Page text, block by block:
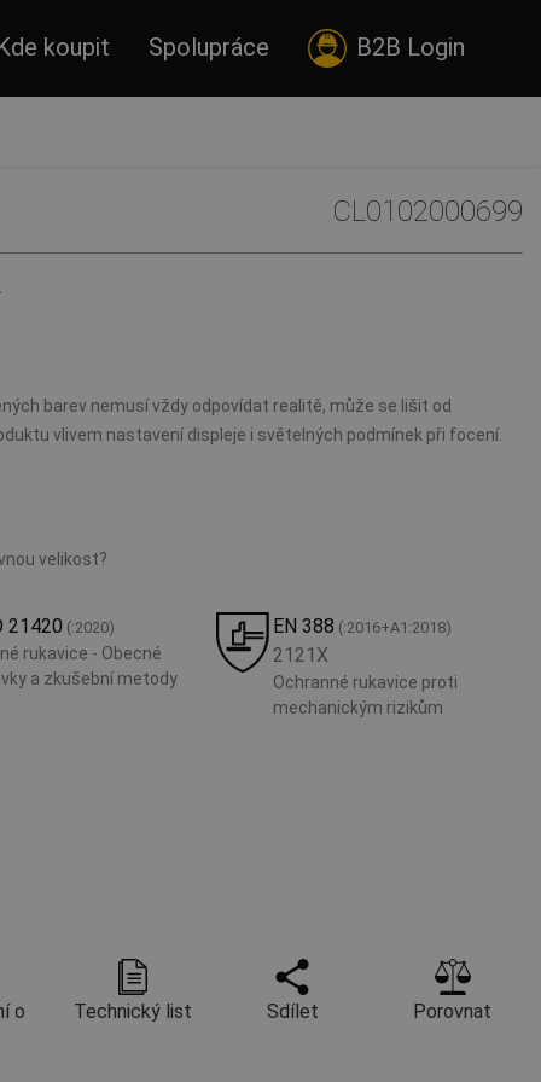
koupit Spolupráce B2B Login
CL0102000699
barev nemusí vždy odpovídat realitě, může se lišit od
vlivem nastavení displeje i světelných podmínek při focení.
velikost?
21420 (:2020)
rukavice - Obecné
a zkušební metody
EN 388 (:2016+A1:2018)
2121X
Ochranné rukavice proti
mechanickým rizikům
o
Technický list Sdílet Porovnat